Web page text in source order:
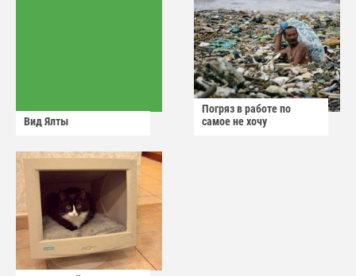
Вид Ялты
Погряз в работе по
самое не хочу